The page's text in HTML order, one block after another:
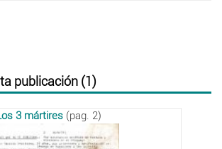
publicación (1)
3 mártires(pag. 2)